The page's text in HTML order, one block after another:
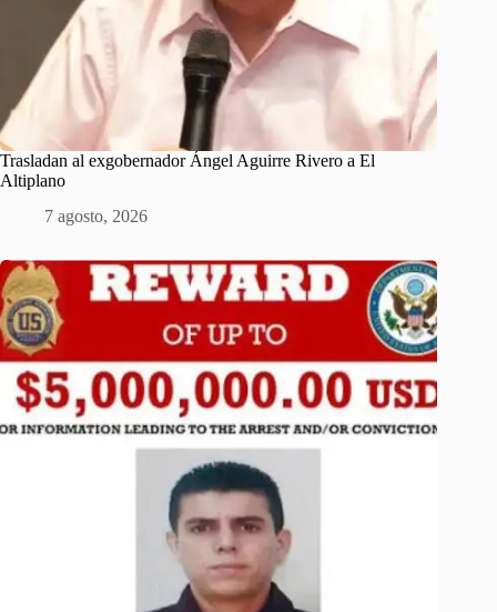
Trasladan al exgobernador Ángel Aguirre Rivero a El
Altiplano
7 agosto, 2026